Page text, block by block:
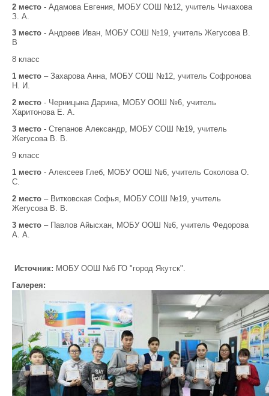
2 место - Адамова Евгения, МОБУ СОШ №12, учитель Чичахова
З. А.
3 место - Андреев Иван, МОБУ СОШ №19, учитель Жегусова В.
В
8 класс
1 место – Захарова Анна, МОБУ СОШ №12, учитель Софронова
Н. И.
2 место - Черницына Дарина, МОБУ ООШ №6, учитель
Харитонова Е. А.
3 место - Степанов Александр, МОБУ СОШ №19, учитель
Жегусова В. В.
9 класс
1 место - Алексеев Глеб, МОБУ ООШ №6, учитель Соколова О.
С.
2 место – Витковская Софья, МОБУ СОШ №19, учитель
Жегусова В. В.
3 место – Павлов Айысхан, МОБУ ООШ №6, учитель Федорова
А. А.
Источник: МОБУ ООШ №6 ГО "город Якутск".
Галерея: